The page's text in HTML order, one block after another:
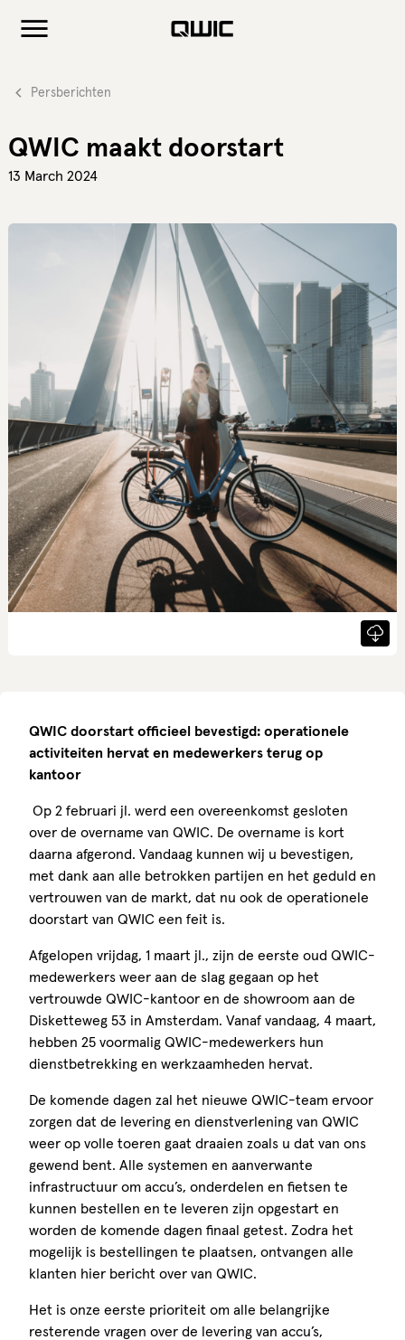
Persberichten
QWIC maakt doorstart
13 March 2024
QWIC doorstart officieel bevestigd: operationele
activiteiten hervat en medewerkers terug op
kantoor
Op 2 februari jl. werd een overeenkomst gesloten
over de overname van QWIC. De overname is kort
daarna afgerond. Vandaag kunnen wij u bevestigen,
met dank aan alle betrokken partijen en het geduld en
vertrouwen van de markt, dat nu ook de operationele
doorstart van QWIC een feit is.
Afgelopen vrijdag, 1 maart jl., zijn de eerste oud QWIC-
medewerkers weer aan de slag gegaan op het
vertrouwde QWIC-kantoor en de showroom aan de
Disketteweg 53 in Amsterdam. Vanaf vandaag, 4 maart,
hebben 25 voormalig QWIC-medewerkers hun
dienstbetrekking en werkzaamheden hervat.
De komende dagen zal het nieuwe QWIC-team ervoor
zorgen dat de levering en dienstverlening van QWIC
weer op volle toeren gaat draaien zoals u dat van ons
gewend bent. Alle systemen en aanverwante
infrastructuur om accu’s, onderdelen en fietsen te
kunnen bestellen en te leveren zijn opgestart en
worden de komende dagen finaal getest. Zodra het
mogelijk is bestellingen te plaatsen, ontvangen alle
klanten hier bericht over van QWIC.
Het is onze eerste prioriteit om alle belangrijke
resterende vragen over de levering van accu’s,